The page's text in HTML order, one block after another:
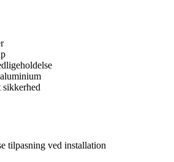
tilpasning ved installation